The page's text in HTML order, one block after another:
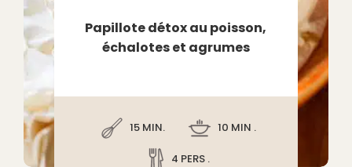
Papillote détox au poisson,
échalotes et agrumes
15 MIN. 10 MIN .
4 PERS .